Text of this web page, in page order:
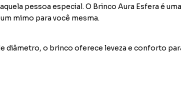
pessoa especial. O Brinco Aura Esfera é
mimo para você mesma.
diâmetro, o brinco oferece leveza e conforto